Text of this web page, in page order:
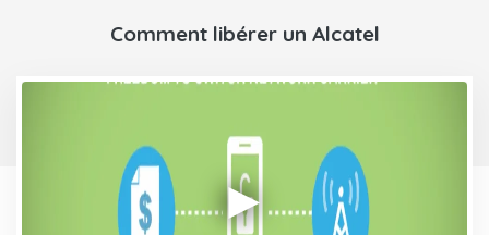
Comment libérer un Alcatel